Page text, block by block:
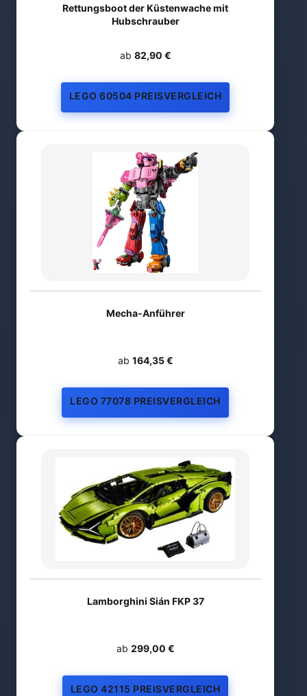
Rettungsboot der Küstenwache mit
Hubschrauber
ab 82,90 €
LEGO 60504 PREISVERGLEICH
Mecha-Anführer
ab 164,35 €
LEGO 77078 PREISVERGLEICH
Lamborghini Sián FKP 37
ab 299,00 €
LEGO 42115 PREISVERGLEICH